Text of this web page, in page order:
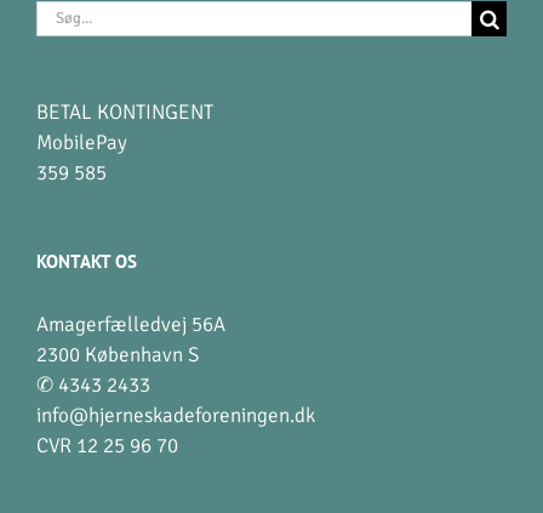
Søg
BETAL KONTINGENT
MobilePay
359 585
KONTAKT OS
Amagerfælledvej 56A
2300 København S
✆ 4343 2433
info@hjerneskadeforeningen.dk
CVR 12 25 96 70